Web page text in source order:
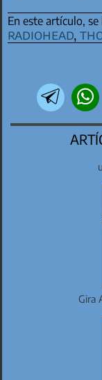
En este artículo,
radiohead,
Gira